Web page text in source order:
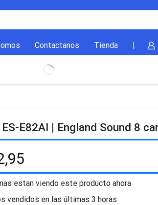
Contactanos Tienda
E82AI | England Sound 8
estan viendo este producto ahora
vendidos en las últimas 3 horas